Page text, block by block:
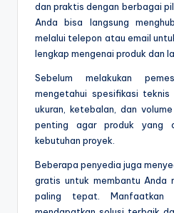
dan praktis dengan berbagai
Anda bisa langsung
melalui telepon atau email
lengkap mengenai produk dan
Sebelum melakukan
mengetahui spesifikasi
ukuran, ketebalan, dan
penting agar produk yang
kebutuhan proyek.
Beberapa penyedia juga
gratis untuk membantu Anda
paling tepat. Manfaatkan